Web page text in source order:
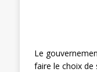
Le
faire le choix de